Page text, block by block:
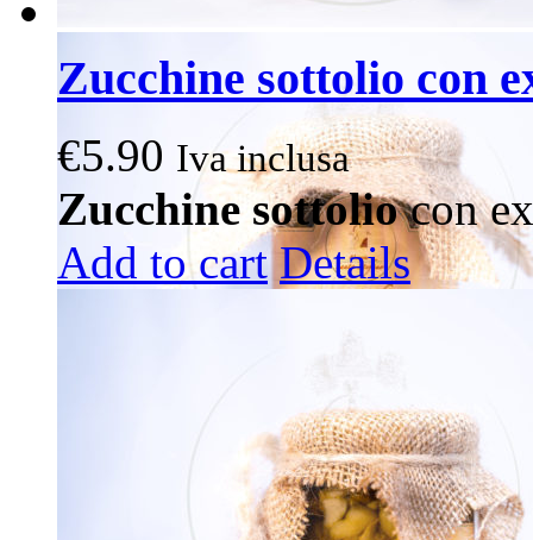
Zucchine sottolio con
€5.90 Iva inclusa
Zucchine sottoliocon
Add to cart Details